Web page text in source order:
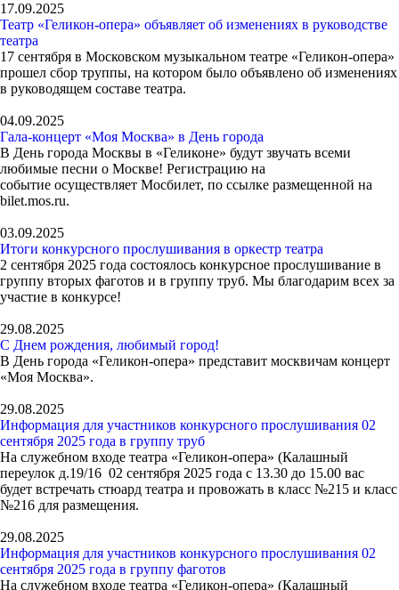
17.09.2025
Театр «Геликон-опера» объявляет об изменениях в руководстве
театра
17 сентября в Московском музыкальном театре «Геликон-опера»
прошел сбор труппы, на котором было объявлено об изменениях
в руководящем составе театра.
04.09.2025
Гала-концерт «Моя Москва» в День города
В День города Москвы в «Геликоне» будут звучать всеми
любимые песни о Москве! Регистрацию на
событие осуществляет Мосбилет, по ссылке размещенной на
bilet.mos.ru.
03.09.2025
Итоги конкурсного прослушивания в оркестр театра
2 сентября 2025 года состоялось конкурсное прослушивание в
группу вторых фаготов и в группу труб. Мы благодарим всех за
участие в конкурсе!
29.08.2025
С Днем рождения, любимый город!
В День города «Геликон-опера» представит москвичам концерт
«Моя Москва».
29.08.2025
Информация для участников конкурсного прослушивания 02
сентября 2025 года в группу труб
На служебном входе театра «Геликон-опера» (Калашный
переулок д.19/16 02 сентября 2025 года с 13.30 до 15.00 вас
будет встречать стюард театра и провожать в класс №215 и класс
№216 для размещения.
29.08.2025
Информация для участников конкурсного прослушивания 02
сентября 2025 года в группу фаготов
На служебном входе театра «Геликон-опера» (Калашный